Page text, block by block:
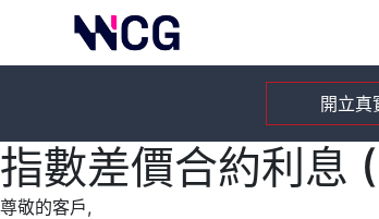
開立真
指數差價合約利息
尊敬的客戶,